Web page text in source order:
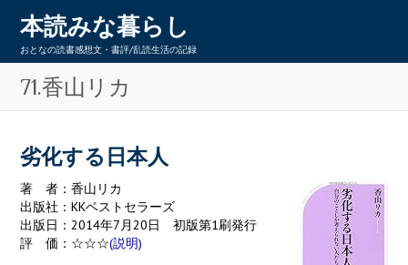
本読みな暮らし
おとなの読書感想文・書評/乱読生活の記録
71.香山リカ
劣化する日本人
著 者：香山リカ
出版社：KKベストセラーズ
出版日：2014年7月20日 初版第1刷発行
評 価：☆☆☆(説明)